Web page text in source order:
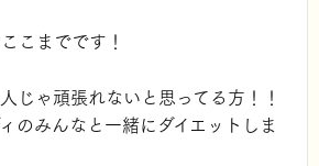
こまでです！
じゃ頑張れないと思ってる方！！
のみんなと一緒にダイエットしま